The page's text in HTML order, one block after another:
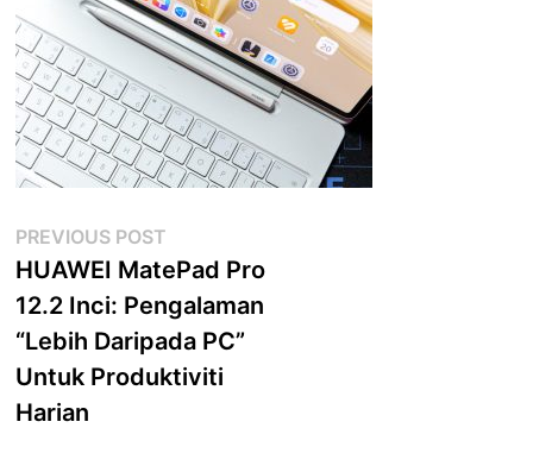
Post
navigation
PREVIOUS POST
post:
HUAWEI MatePad Pro
12.2 Inci: Pengalaman
“Lebih Daripada PC”
Untuk Produktiviti
Harian